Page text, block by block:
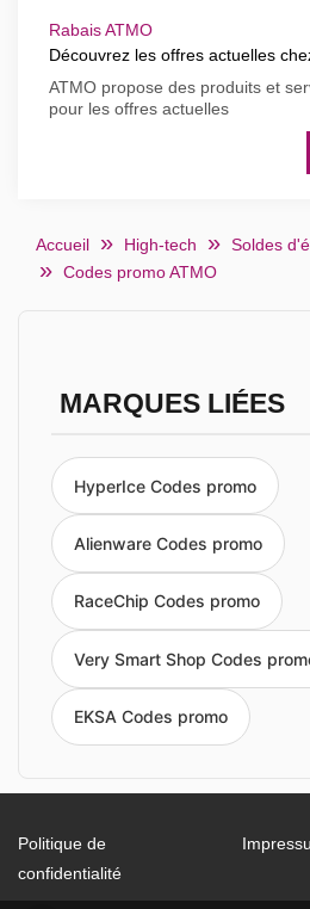
Rabais ATMO
Découvrez les offres actuelles
ATMO propose des produits et
pour les offres actuelles
Accueil High-tech Soldes
Codes promo ATMO
MARQUES LIÉES
HyperIce Codes promo
Alienware Codes promo
RaceChip Codes promo
Very Smart Shop Codes
EKSA Codes promo
Politique de
confidentialité